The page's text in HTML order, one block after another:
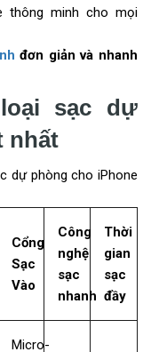
thông minh cho mọi
đơn giản và nhanh
sạc dự
nhất
dự phòng cho iPhone
Cổng
Sạc
Vào
Công
nghệ
sạc
nhanh
Thời
gian
sạc
đầy
Micro-